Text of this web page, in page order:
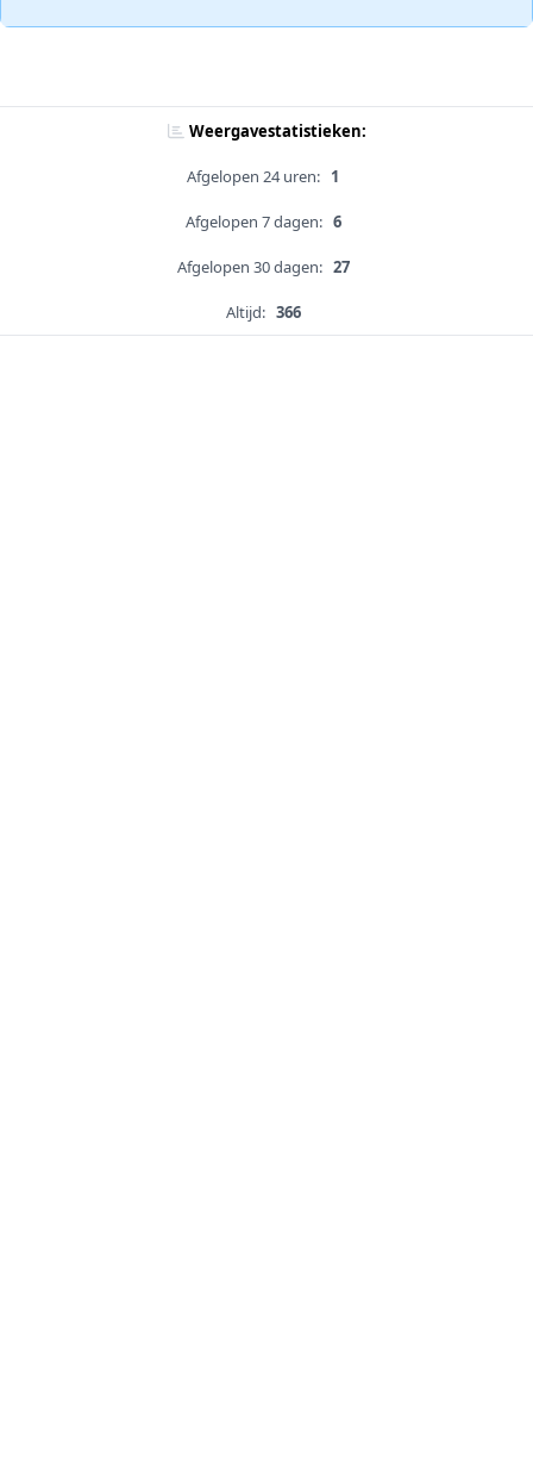
Weergavestatistieken:
Afgelopen 24 uren: 1
Afgelopen 7 dagen: 6
Afgelopen 30 dagen: 27
Altijd: 366